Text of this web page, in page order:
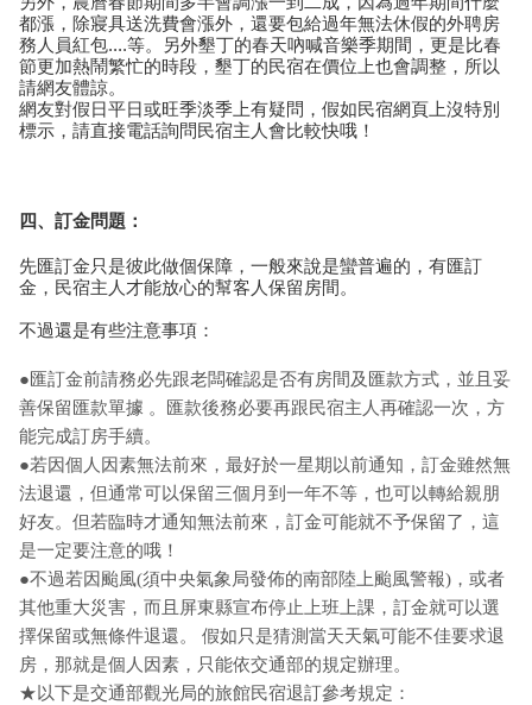
都漲，除寢具送洗費會漲外，還要包給過年無法休假的外聘房
務人員紅包....等。另外墾丁的春天吶喊音樂季期間，更是比春
節更加熱鬧繁忙的時段，墾丁的民宿在價位上也會調整，所以
請網友體諒。
網友對假日平日或旺季淡季上有疑問，假如民宿網頁上沒特別
標示，請直接電話詢問民宿主人會比較快哦！
四、訂金問題：
先匯訂金只是彼此做個保障，一般來說是蠻普遍的，有匯訂
金，民宿主人才能放心的幫客人保留房間。
不過還是有些注意事項：
●匯訂金前請務必先跟老闆確認是否有房間及匯款方式，並且妥
善保留匯款單據 。匯款後務必要再跟民宿主人再確認一次，方
能完成訂房手續。
●若因個人因素無法前來，最好於一星期以前通知，訂金雖然無
法退還，但通常可以保留三個月到一年不等，也可以轉給親朋
好友。但若臨時才通知無法前來，訂金可能就不予保留了，這
是一定要注意的哦！
●不過若因颱風(須中央氣象局發佈的南部陸上颱風警報)，或者
其他重大災害，而且屏東縣宣布停止上班上課，訂金就可以選
擇保留或無條件退還。 假如只是猜測當天天氣可能不佳要求退
房，那就是個人因素，只能依交通部的規定辦理。
★以下是交通部觀光局的旅館民宿退訂參考規定：